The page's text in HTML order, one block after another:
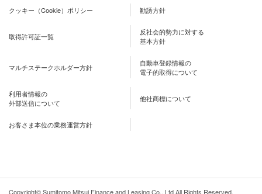
クッキー（Cookie）ポリシー 勧誘方針
取得許可証一覧
反社会的勢力に対する
基本方針
マルチステークホルダー方針
自動車登録情報の
電子的取得について
利用者情報の
外部送信について
他社商標について
お客さま本位の業務運営方針
Copyright© Sumitomo Mitsui Finance and Leasing Co., Ltd All Rights Reserved.